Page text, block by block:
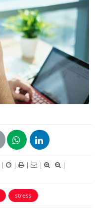
| | | |
|
stress